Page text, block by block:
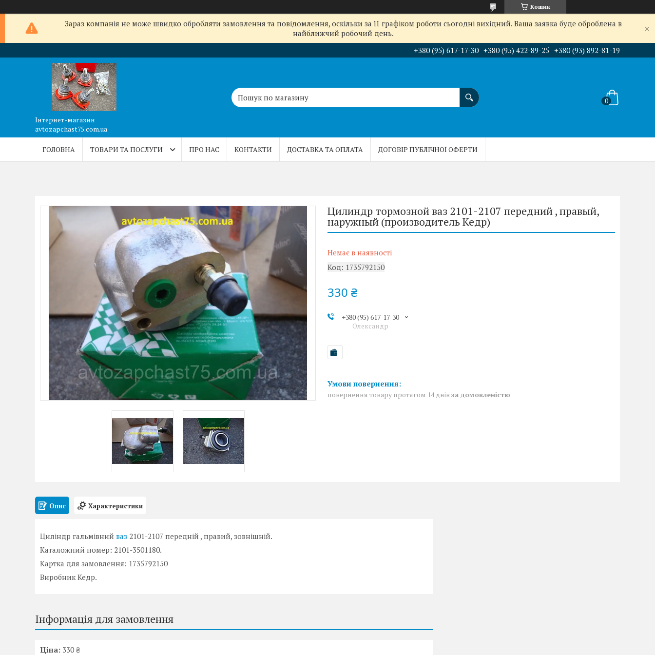
Кошик
Зараз компанія не може швидко обробляти замовлення та повідомлення, оскільки за її графіком роботи сьогодні вихідний. Ваша заявка буде оброблена в
найближчий робочий день.
+380 (95) 617-17-30 +380 (95) 422-89-25 +380 (93) 892-81-19
Інтернет-магазин
avtozapchast75.com.ua
ГОЛОВНА ТОВАРИ ТА ПОСЛУГИ ПРО НАС КОНТАКТИ ДОСТАВКА ТА ОПЛАТА ДОГОВІР ПУБЛІЧНОЇ ОФЕРТИ
Цилиндр тормозной ваз 2101-2107 передний , правый,
наружный (производитель Кедр)
Немає в наявності
Код: 1735792150
330 ₴
+380 (95) 617-17-30
Олександр
повернення товару протягом 14 днів за домовленістю
Опис Характеристики
Циліндр гальмівний ваз 2101-2107 передній , правий, зовнішній.
Каталожний номер: 2101-3501180.
Картка для замовлення: 1735792150
Виробник Кедр.
Інформація для замовлення
Ціна: 330 ₴